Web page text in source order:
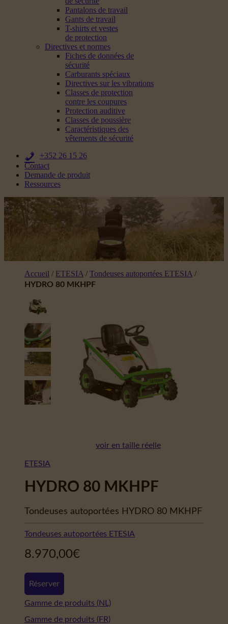
Pantalons de travail
Gants de travail
T-shirts et vestes
de protection
Directives et normes
Fiches de données de
sécurité
Carburants spéciaux
Directives sur les vibrations
Classes de protection
contre les coupures
Protection auditive
Classes de poussière
Caractéristiques des
vêtements de sécurité
+352 26 15 26
Contact
Demande de produit
Ressources
Accueil / ETESIA / Tondeuses autoportées ETESIA /
HYDRO 80 MKHPF
voir en taille réelle
ETESIA
HYDRO 80 MKHPF
Tondeuses autoportées HYDRO 80 MKHPF
Tondeuses autoportées ETESIA
8.970,00€
Réserver
Gamme de produits (NL)
Gamme de produits (FR)